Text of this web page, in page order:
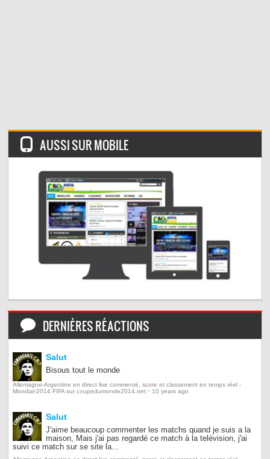
AUSSI SUR MOBILE
DERNIÈRES RÉACTIONS
Salut
Bisous tout le monde
Allemagne-Argentine en direct live commenté, score et classement en temps réel -
Mondial-2014 FIFA sur coupedumonde2014.net · 10 years ago
Salut
J'aime beaucoup commenter les matchs quand je suis a la
maison, Mais j'ai pas regardé ce match à la telévision, j'ai
suivi ce match sur se site la...